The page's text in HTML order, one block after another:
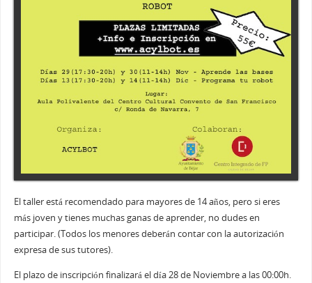
El taller está recomendado para mayores de 14 años, pero si eres
más joven y tienes muchas ganas de aprender, no dudes en
participar. (Todos los menores deberán contar con la autorización
expresa de sus tutores).
El plazo de inscripción finalizará el día 28 de Noviembre a las 00:00h.